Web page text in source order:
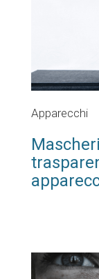
Apparecchi